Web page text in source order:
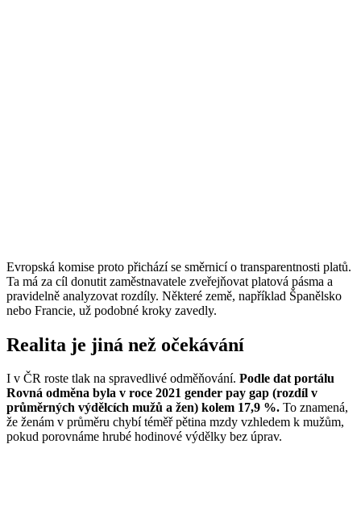
Evropská komise proto přichází se směrnicí o transparentnosti platů.
Ta má za cíl donutit zaměstnavatele zveřejňovat platová pásma a
pravidelně analyzovat rozdíly. Některé země, například Španělsko
nebo Francie, už podobné kroky zavedly.
Realita je jiná než očekávání
I v ČR roste tlak na spravedlivé odměňování. Podle dat portálu
Rovná odměna byla v roce 2021 gender pay gap (rozdíl v
průměrných výdělcích mužů a žen) kolem 17,9 %. To znamená,
že ženám v průměru chybí téměř pětina mzdy vzhledem k mužům,
pokud porovnáme hrubé hodinové výdělky bez úprav.